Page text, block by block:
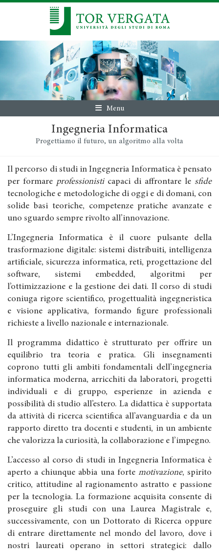
Menu
Ingegneria Informatica
Progettiamo il futuro, un algoritmo alla volta
Il percorso di studi in Ingegneria Informatica è pensato
per formare professionisticapaci di affrontare le sfide
tecnologiche e metodologiche di oggi e di domani, con
solide basi teoriche, competenze pratiche avanzate e
uno sguardo sempre rivolto all’innovazione.
L’Ingegneria Informatica è il cuore pulsante della
trasformazione digitale: sistemi distribuiti, intelligenza
artificiale, sicurezza informatica, reti, progettazione del
software, sistemi embedded, algoritmi per
l’ottimizzazione e la gestione dei dati. Il corso di studi
coniuga rigore scientifico, progettualità ingegneristica
e visione applicativa, formando figure professionali
richieste a livello nazionale e internazionale.
Il programma didattico è strutturato per offrire un
equilibrio tra teoria e pratica. Gli insegnamenti
coprono tutti gli ambiti fondamentali dell’ingegneria
informatica moderna, arricchiti da laboratori, progetti
individuali e di gruppo, esperienze in azienda e
possibilità di studio all’estero. La didattica è supportata
da attività di ricerca scientifica all’avanguardia e da un
rapporto diretto tra docenti e studenti, in un ambiente
che valorizza la curiosità, la collaborazione e l’impegno.
L’accesso al corso di studi in Ingegneria Informatica è
aperto a chiunque abbia una forte motivazione, spirito
critico, attitudine al ragionamento astratto e passione
per la tecnologia. La formazione acquisita consente di
proseguire gli studi con una Laurea Magistrale e,
successivamente, con un Dottorato di Ricerca oppure
di entrare direttamente nel mondo del lavoro, dove i
nostri laureati operano in settori strategici: dallo